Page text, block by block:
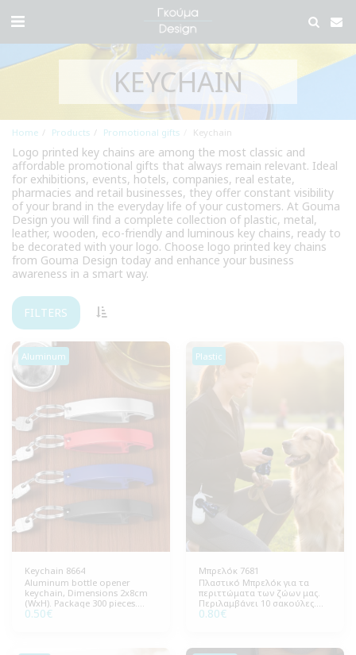
KEYCHAIN
Home Products Promotional gifts Keychain
Logo printed key chains are among the most classic and
affordable promotional gifts that always remain relevant. Ideal
for exhibitions, events, hotels, companies, real estate,
pharmacies and retail businesses, they offer constant visibility
of your brand in the everyday life of your customers. At Gouma
Design you will find a complete collection of plastic, metal,
leather, wooden, eco-friendly and luminous key chains, ready to
be decorated with your logo. Choose logo printed key chains
from Gouma Design today and enhance your business
awareness in a smart way.
FILTERS
Aluminum
Keychain 8664
Aluminum bottle opener
keychain, Dimensions 2x8cm
(WxH). Package 300 pieces.
Durable and practical, ideal
0.50€
Plastic
Μπρελόκ 7681
Πλαστικό Μπρελόκ για τα
περιττώματα των ζώων μας.
Περιλαμβάνει 10 σακούλες.
Διάσταση 4x10εκ (ΒxΥ).
0.80€